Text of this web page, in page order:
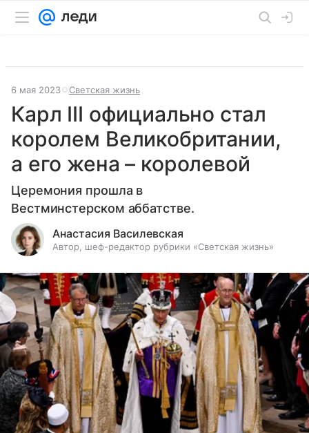
6 мая 2023 Светская жизнь
Карл III официально стал
королем Великобритании,
а его жена – королевой
Церемония прошла в
Вестминстерском аббатстве.
Анастасия Василевская
Автор, шеф-редактор рубрики «Светская жизнь»